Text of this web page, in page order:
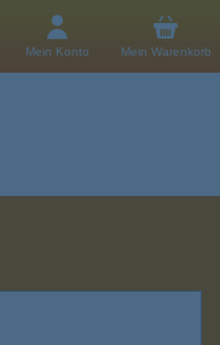
Mein Konto Mein Warenkorb